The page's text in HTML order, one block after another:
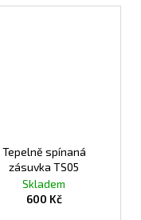
Tepelně spínaná
zásuvka TS05
Skladem
600 Kč